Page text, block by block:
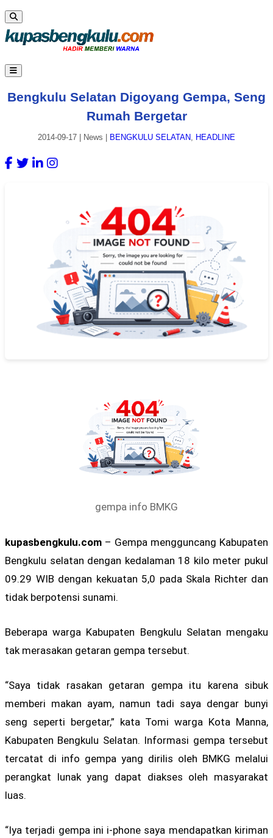
Bengkulu Selatan Digoyang Gempa, Seng
Rumah Bergetar
2014-09-17 News BENGKULU SELATAN, HEADLINE
gempa info BMKG
kupasbengkulu.com – Gempa mengguncang Kabupaten
Bengkulu selatan dengan kedalaman 18 kilo meter pukul
09.29 WIB dengan kekuatan 5,0 pada Skala Richter dan
tidak berpotensi sunami.
Beberapa warga Kabupaten Bengkulu Selatan mengaku
tak merasakan getaran gempa tersebut.
“Saya tidak rasakan getaran gempa itu karena sibuk
memberi makan ayam, namun tadi saya dengar bunyi
seng seperti bergetar,” kata Tomi warga Kota Manna,
Kabupaten Bengkulu Selatan. Informasi gempa tersebut
tercatat di info gempa yang dirilis oleh BMKG melalui
perangkat lunak yang dapat diakses oleh masyarakat
luas.
“Iya terjadi gempa ini i-phone saya mendapatkan kiriman